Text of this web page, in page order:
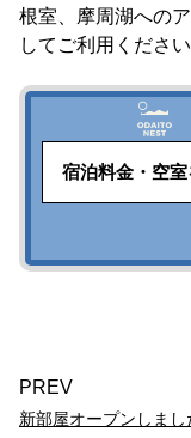
根室、摩周湖への
してご利用ください
宿泊料金・空室
PREV
新部屋オープンしまし